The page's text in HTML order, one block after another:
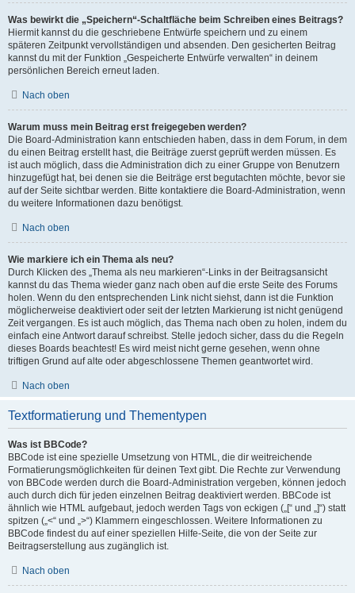
Was bewirkt die „Speichern“-Schaltfläche beim Schreiben eines Beitrags?
Hiermit kannst du die geschriebene Entwürfe speichern und zu einem
späteren Zeitpunkt vervollständigen und absenden. Den gesicherten Beitrag
kannst du mit der Funktion „Gespeicherte Entwürfe verwalten“ in deinem
persönlichen Bereich erneut laden.
Nach oben
Warum muss mein Beitrag erst freigegeben werden?
Die Board-Administration kann entschieden haben, dass in dem Forum, in dem
du einen Beitrag erstellt hast, die Beiträge zuerst geprüft werden müssen. Es
ist auch möglich, dass die Administration dich zu einer Gruppe von Benutzern
hinzugefügt hat, bei denen sie die Beiträge erst begutachten möchte, bevor sie
auf der Seite sichtbar werden. Bitte kontaktiere die Board-Administration, wenn
du weitere Informationen dazu benötigst.
Nach oben
Wie markiere ich ein Thema als neu?
Durch Klicken des „Thema als neu markieren“-Links in der Beitragsansicht
kannst du das Thema wieder ganz nach oben auf die erste Seite des Forums
holen. Wenn du den entsprechenden Link nicht siehst, dann ist die Funktion
möglicherweise deaktiviert oder seit der letzten Markierung ist nicht genügend
Zeit vergangen. Es ist auch möglich, das Thema nach oben zu holen, indem du
einfach eine Antwort darauf schreibst. Stelle jedoch sicher, dass du die Regeln
dieses Boards beachtest! Es wird meist nicht gerne gesehen, wenn ohne
triftigen Grund auf alte oder abgeschlossene Themen geantwortet wird.
Nach oben
Textformatierung und Thementypen
Was ist BBCode?
BBCode ist eine spezielle Umsetzung von HTML, die dir weitreichende
Formatierungsmöglichkeiten für deinen Text gibt. Die Rechte zur Verwendung
von BBCode werden durch die Board-Administration vergeben, können jedoch
auch durch dich für jeden einzelnen Beitrag deaktiviert werden. BBCode ist
ähnlich wie HTML aufgebaut, jedoch werden Tags von eckigen („[“ und „]“) statt
spitzen („<“ und „>“) Klammern eingeschlossen. Weitere Informationen zu
BBCode findest du auf einer speziellen Hilfe-Seite, die von der Seite zur
Beitragserstellung aus zugänglich ist.
Nach oben